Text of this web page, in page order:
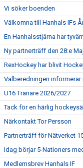
Vi söker boenden
Välkomna till Hanhals IFs
En Hanhalsstjärna har
Ny partnerträff den 28:e
RexHockey har blivit
Valberedningen
U16 Tränare 2026/2027
Tack för en härlig
Närkontakt Tor Persson
Partnerträff för Nätverket
Idag börjar 5-Nationers
Medlemsbrev Hanhals IF